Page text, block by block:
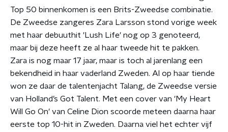
Top 50 binnenkomen is een Brits-Zweedse combinatie.
De Zweedse zangeres Zara Larsson stond vorige week
met haar debuuthit 'Lush Life' nog op 3 genoteerd,
maar bij deze heeft ze al haar tweede hit te pakken.
Zara is nog maar 17 jaar, maar is toch al jarenlang een
bekendheid in haar vaderland Zweden. Al op haar tiende
won ze daar de talentenjacht Talang, de Zweedse versie
van Holland’s Got Talent. Met een cover van 'My Heart
Will Go On' van Celine Dion scoorde meteen daarna haar
eerste top 10-hit in Zweden. Daarna viel het echter vijf